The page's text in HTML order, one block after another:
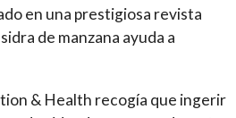
en una prestigiosa revista
de manzana ayuda a
& Health recogía que ingerir